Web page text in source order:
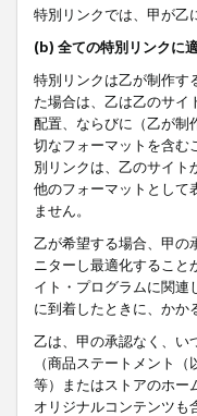
特別リンクでは、甲が乙
(b) 全ての特別リンクに
特別リンクは乙が制作す
た場合は、乙は乙のサイ
配置、ならびに（乙が制
切なフォーマットを含む
別リンクは、乙のサイト
他のフォーマットとして
ません。
乙が希望する場合、甲の
ニターし最適化するこ
イト・プログラムに関連
に到着したときに、かか
乙は、甲の承認なく、い
（商品ステートメント
等）またはストアのホー
オリジナルコンテンツも